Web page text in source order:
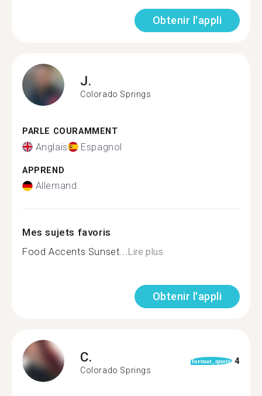
Obtenir l'appli
J.
Colorado Springs
PARLE COURAMMENT
Anglais Espagnol
APPREND
Allemand
Mes sujets favoris
Food Accents Sunset...Lire plus
Obtenir l'appli
C.
Colorado Springs
format_quote 4